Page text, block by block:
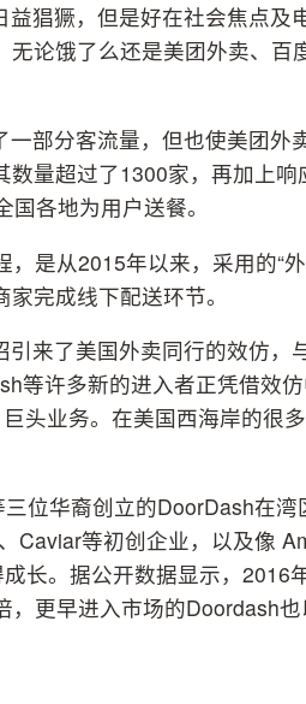
猖獗，但是好在社会焦点及
无论饿了么还是美团外卖、
部分客流量，但也使美团外
数量超过了1300家，再加上
各地为用户送餐。
是从2015年以来，采用的“
完成线下配送环节。
引来了美国外卖同行的效仿
等许多新的进入者正凭借效
头业务。在美国西海岸的很
位华裔创立的DoorDash在
Caviar等初创企业，以及像
成长。据公开数据显示，
，更早进入市场的Doordash